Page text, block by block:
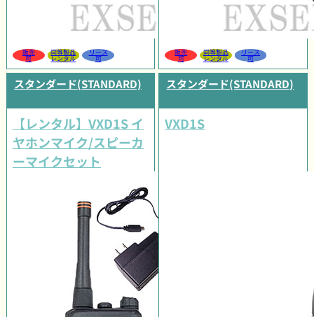
販売
可
同等製品
レンタル
リース
可
販売
可
同等製品
レンタル
リース
可
スタンダード(STANDARD)
【レンタル】VXD1S イ
ヤホンマイク/スピーカ
ーマイクセット
スタンダード(STANDARD)
VXD1S